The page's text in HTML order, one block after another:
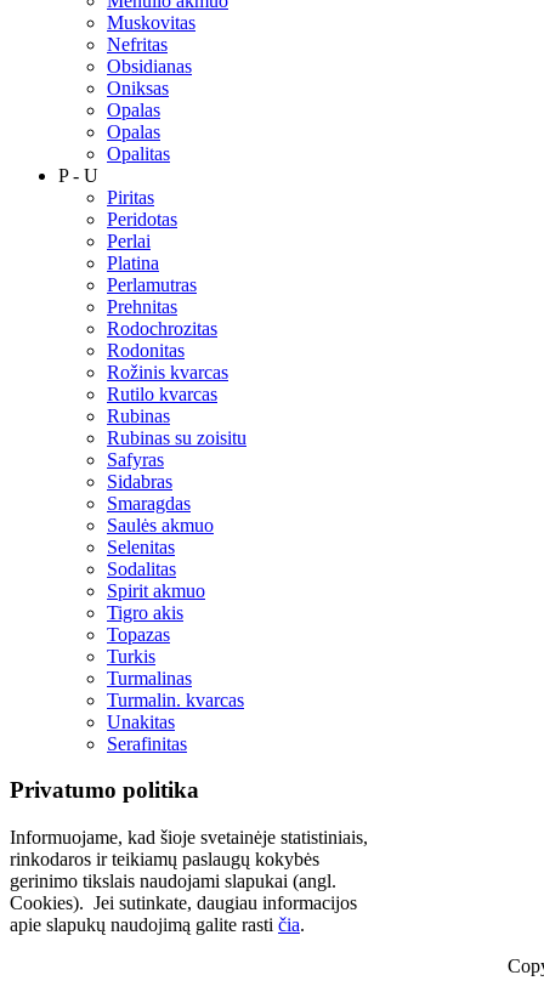
Muskovitas
Nefritas
Obsidianas
Oniksas
Opalas
Opalas
Opalitas
P - U
Piritas
Peridotas
Perlai
Platina
Perlamutras
Prehnitas
Rodochrozitas
Rodonitas
Rožinis kvarcas
Rutilo kvarcas
Rubinas
Rubinas su zoisitu
Safyras
Sidabras
Smaragdas
Saulės akmuo
Selenitas
Sodalitas
Spirit akmuo
Tigro akis
Topazas
Turkis
Turmalinas
Turmalin. kvarcas
Unakitas
Serafinitas
Privatumo politika
Informuojame, kad šioje svetainėje statistiniais,
rinkodaros ir teikiamų paslaugų kokybės
gerinimo tikslais naudojami slapukai (angl.
Cookies). Jei sutinkate, daugiau informacijos
apie slapukų naudojimą galite rasti čia.